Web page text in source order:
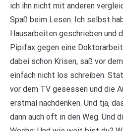
ich ihn nicht mit anderen
Spaß beim Lesen. Ich selbst
Hausarbeiten geschrieben und
Pipifax gegen eine
dabei schon Krisen, saß vor
einfach nicht los schreiben.
vor dem TV gesessen und die
erstmal nachdenken. Und tja,
dann auch oft in den Weg. Und